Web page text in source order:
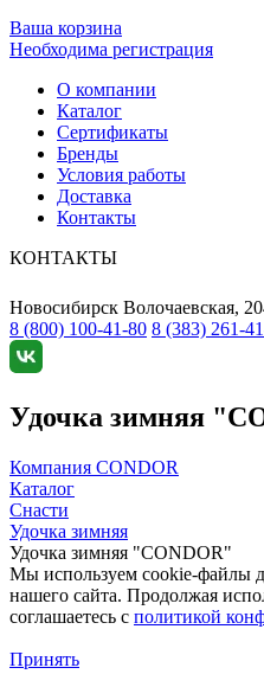
Ваша корзина
Необходима регистрация
О компании
Каталог
Сертификаты
Бренды
Условия работы
Доставка
Контакты
КОНТАКТЫ
Новосибирск Волочаевская,
8 (800) 100-41-80 8 (383) 261-
Удочка зимняя
Компания CONDOR
Каталог
Снасти
Удочка зимняя
Удочка зимняя "CONDOR"
Мы используем cookie-файлы
нашего сайта. Продолжая
соглашаетесь c политикой
Принять